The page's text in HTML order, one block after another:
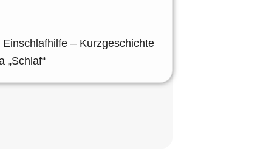
Einschlafhilfe – Kurzgeschichte
„Schlaf“